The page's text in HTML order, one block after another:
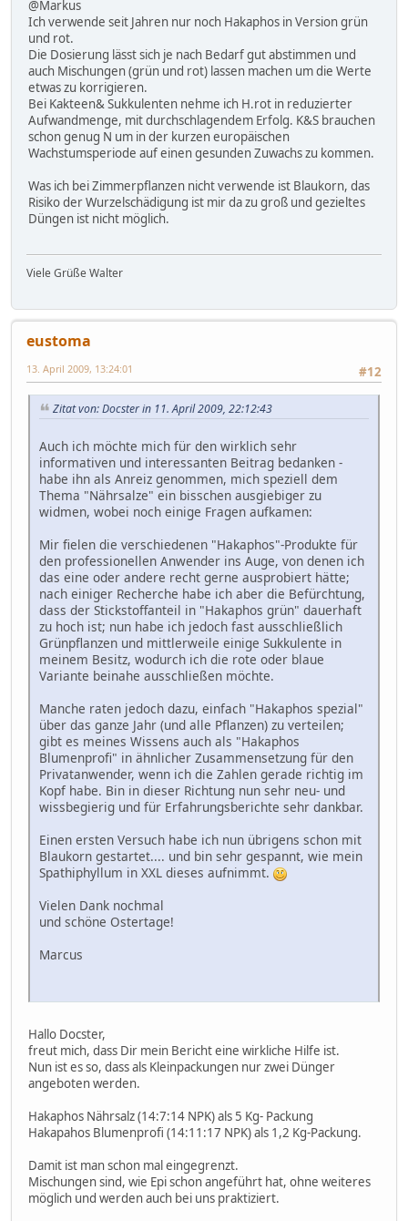
@Markus
Ich verwende seit Jahren nur noch Hakaphos in Version grün
und rot.
Die Dosierung lässt sich je nach Bedarf gut abstimmen und
auch Mischungen (grün und rot) lassen machen um die Werte
etwas zu korrigieren.
Bei Kakteen& Sukkulenten nehme ich H.rot in reduzierter
Aufwandmenge, mit durchschlagendem Erfolg. K&S brauchen
schon genug N um in der kurzen europäischen
Wachstumsperiode auf einen gesunden Zuwachs zu kommen.
Was ich bei Zimmerpflanzen nicht verwende ist Blaukorn, das
Risiko der Wurzelschädigung ist mir da zu groß und gezieltes
Düngen ist nicht möglich.
Viele Grüße Walter
eustoma
#12
13. April 2009, 13:24:01
Zitat von: Docster in 11. April 2009, 22:12:43
Auch ich möchte mich für den wirklich sehr
informativen und interessanten Beitrag bedanken -
habe ihn als Anreiz genommen, mich speziell dem
Thema "Nährsalze" ein bisschen ausgiebiger zu
widmen, wobei noch einige Fragen aufkamen:
Mir fielen die verschiedenen "Hakaphos"-Produkte für
den professionellen Anwender ins Auge, von denen ich
das eine oder andere recht gerne ausprobiert hätte;
nach einiger Recherche habe ich aber die Befürchtung,
dass der Stickstoffanteil in "Hakaphos grün" dauerhaft
zu hoch ist; nun habe ich jedoch fast ausschließlich
Grünpflanzen und mittlerweile einige Sukkulente in
meinem Besitz, wodurch ich die rote oder blaue
Variante beinahe ausschließen möchte.
Manche raten jedoch dazu, einfach "Hakaphos spezial"
über das ganze Jahr (und alle Pflanzen) zu verteilen;
gibt es meines Wissens auch als "Hakaphos
Blumenprofi" in ähnlicher Zusammensetzung für den
Privatanwender, wenn ich die Zahlen gerade richtig im
Kopf habe. Bin in dieser Richtung nun sehr neu- und
wissbegierig und für Erfahrungsberichte sehr dankbar.
Einen ersten Versuch habe ich nun übrigens schon mit
Blaukorn gestartet.... und bin sehr gespannt, wie mein
Spathiphyllum in XXL dieses aufnimmt.
Vielen Dank nochmal
und schöne Ostertage!
Marcus
Hallo Docster,
freut mich, dass Dir mein Bericht eine wirkliche Hilfe ist.
Nun ist es so, dass als Kleinpackungen nur zwei Dünger
angeboten werden.
Hakaphos Nährsalz (14:7:14 NPK) als 5 Kg- Packung
Hakapahos Blumenprofi (14:11:17 NPK) als 1,2 Kg-Packung.
Damit ist man schon mal eingegrenzt.
Mischungen sind, wie Epi schon angeführt hat, ohne weiteres
möglich und werden auch bei uns praktiziert.